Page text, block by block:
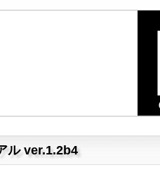
ル ver.1.2b4